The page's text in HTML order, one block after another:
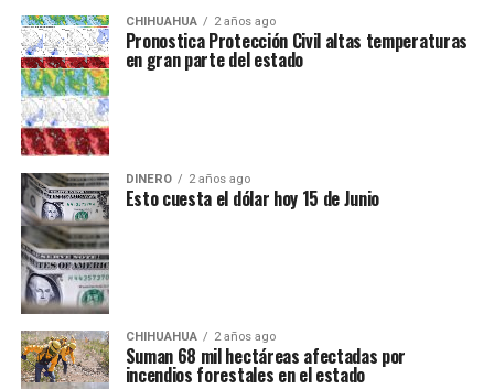
CHIHUAHUA 2 años ago
Pronostica Protección Civil altas temperaturas
en gran parte del estado
DINERO 2 años ago
Esto cuesta el dólar hoy 15 de Junio
CHIHUAHUA 2 años ago
Suman 68 mil hectáreas afectadas por
incendios forestales en el estado